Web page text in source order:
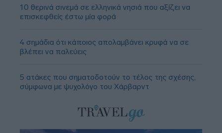
10 θερινά σινεμά σε ελληνικά νησιά που αξίζει να
επισκεφθείς έστω μία φορά
4 σημάδια ότι κάποιος απολαμβάνει κρυφά να σε
βλέπει να παλεύεις
5 ατάκες που σηματοδοτούν το τέλος της σχέσης,
σύμφωνα με ψυχολόγο του Χάρβαρντ